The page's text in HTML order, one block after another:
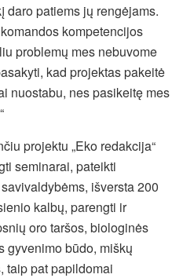
patiems jų rengėjams.
kompetencijos
problemų mes nebuvome
kad projektas pakeitė
nuostabu, nes pasikeitę mes
projektu „Eko redakcija“
seminarai, pateikti
išversta 200
kalbų, parengti ir
oro taršos, biologinės
gyvenimo būdo, miškų
taip pat papildomai